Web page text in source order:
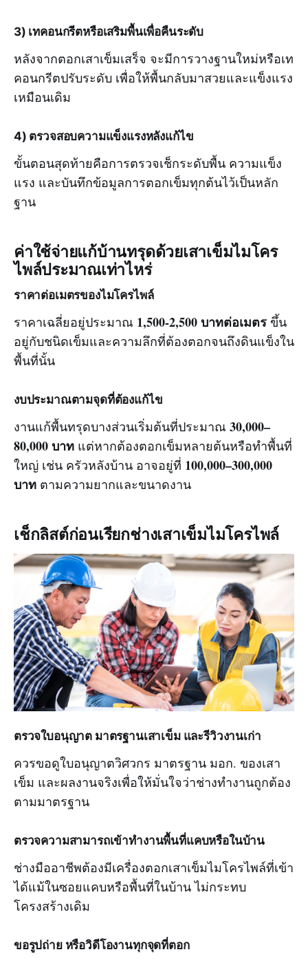
3) เทคอนกรีตหรือเสริมพื้นเพื่อคืนระดับ
หลังจากตอกเสาเข็มเสร็จ จะมีการวางฐานใหม่หรือเท
คอนกรีตปรับระดับ เพื่อให้พื้นกลับมาสวยและแข็งแรง
เหมือนเดิม
4) ตรวจสอบความแข็งแรงหลังแก้ไข
ขั้นตอนสุดท้ายคือการตรวจเช็กระดับพื้น ความแข็ง
แรง และบันทึกข้อมูลการตอกเข็มทุกต้นไว้เป็นหลัก
ฐาน
ค่าใช้จ่ายแก้บ้านทรุดด้วยเสาเข็มไมโคร
ไพล์ประมาณเท่าไหร่
ราคาต่อเมตรของไมโครไพล์
ราคาเฉลี่ยอยู่ประมาณ 1,500-2,500 บาทต่อเมตร ขึ้น
อยู่กับชนิดเข็มและความลึกที่ต้องตอกจนถึงดินแข็งใน
พื้นที่นั้น
งบประมาณตามจุดที่ต้องแก้ไข
งานแก้พื้นทรุดบางส่วนเริ่มต้นที่ประมาณ 30,000–
80,000 บาท แต่หากต้องตอกเข็มหลายต้นหรือทำพื้นที่
ใหญ่ เช่น ครัวหลังบ้าน อาจอยู่ที่ 100,000–300,000
บาท ตามความยากและขนาดงาน
เช็กลิสต์ก่อนเรียกช่างเสาเข็มไมโครไพล์
ตรวจใบอนุญาต มาตรฐานเสาเข็ม และรีวิวงานเก่า
ควรขอดูใบอนุญาตวิศวกร มาตรฐาน มอก. ของเสา
เข็ม และผลงานจริงเพื่อให้มั่นใจว่าช่างทำงานถูกต้อง
ตามมาตรฐาน
ตรวจความสามารถเข้าทำงานพื้นที่แคบหรือในบ้าน
ช่างมืออาชีพต้องมีเครื่องตอกเสาเข็มไมโครไพล์ที่เข้า
ได้แม้ในซอยแคบหรือพื้นที่ในบ้าน ไม่กระทบ
โครงสร้างเดิม
ขอรูปถ่าย หรือวิดีโองานทุกจุดที่ตอก